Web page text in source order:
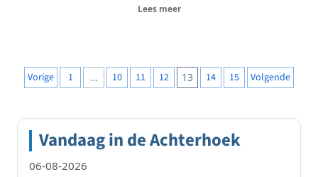
Lees meer
Berichten
Vorige 1 … 10 11 12 13 14 15 Volgende
Vandaag in de Achterhoek
06-08-2026